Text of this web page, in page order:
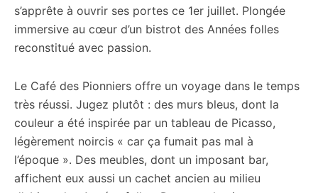
s’apprête à ouvrir ses portes ce 1er juillet. Plongée
immersive au cœur d’un bistrot des Années folles
reconstitué avec passion.
Le Café des Pionniers offre un voyage dans le temps
très réussi. Jugez plutôt : des murs bleus, dont la
couleur a été inspirée par un tableau de Picasso,
légèrement noircis « car ça fumait pas mal à
l’époque ». Des meubles, dont un imposant bar,
affichent eux aussi un cachet ancien au milieu